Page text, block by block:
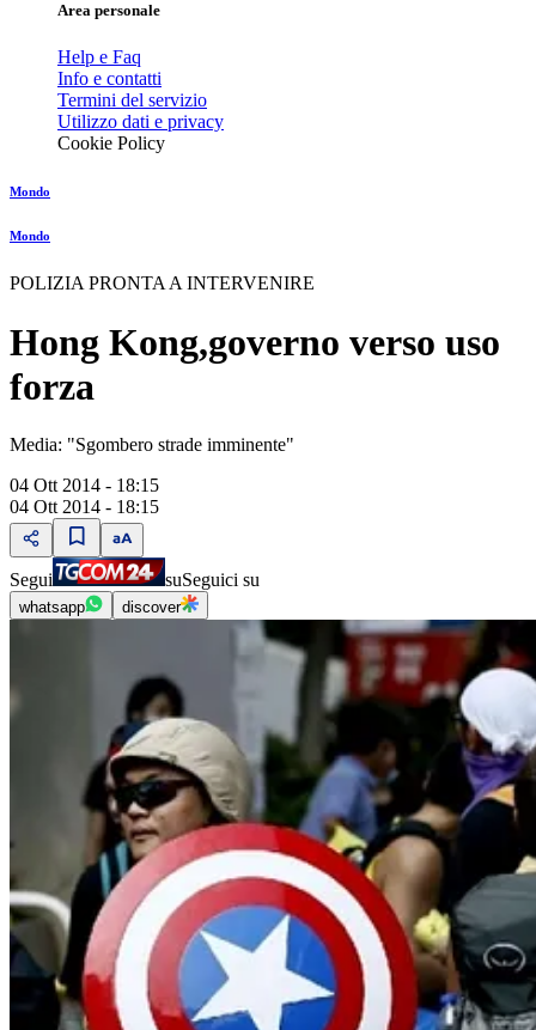
Area personale
Help e Faq
Info e contatti
Termini del servizio
Utilizzo dati e privacy
Cookie Policy
Mondo
Mondo
POLIZIA PRONTA A INTERVENIRE
Hong Kong,governo verso uso
forza
Media: "Sgombero strade imminente"
04 Ott 2014 - 18:15
04 Ott 2014 - 18:15
Segui suSeguici su
whatsapp discover